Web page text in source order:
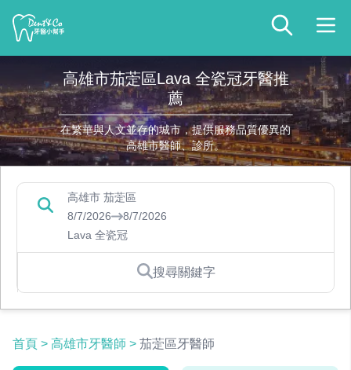
高雄市茄萣區Lava 全瓷冠牙醫推
薦
在繁華與人文並存的城市，提供服務品質優異的
高雄市醫師、診所。
高雄市 茄萣區
8/7/2026
8/7/2026
Lava 全瓷冠
搜尋關鍵字
首頁 > 高雄市牙醫師 > 茄萣區牙醫師